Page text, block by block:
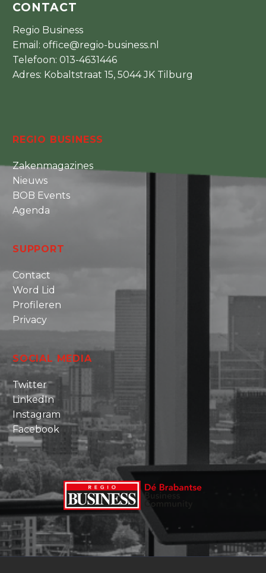
CONTACT
Regio Business
Email: office@regio-business.nl
Telefoon: 013-4631446
Adres: Kobaltstraat 15, 5044 JK Tilburg
REGIO BUSINESS
Zakenmagazines
Nieuws
BOB Events
Agenda
SUPPORT
Contact
Word Lid
Profileren
Privacy
SOCIAL MEDIA
Twitter
LinkedIn
Instagram
Facebook